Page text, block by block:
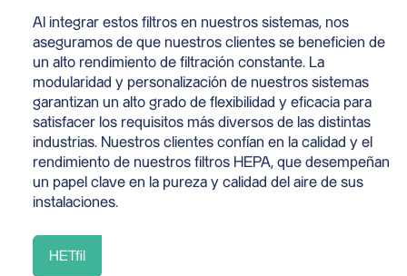
Al integrar estos filtros en nuestros sistemas, nos
aseguramos de que nuestros clientes se beneficien de
un alto rendimiento de filtración constante. La
modularidad y personalización de nuestros sistemas
garantizan un alto grado de flexibilidad y eficacia para
satisfacer los requisitos más diversos de las distintas
industrias. Nuestros clientes confían en la calidad y el
rendimiento de nuestros filtros HEPA, que desempeñan
un papel clave en la pureza y calidad del aire de sus
instalaciones.
HETfil